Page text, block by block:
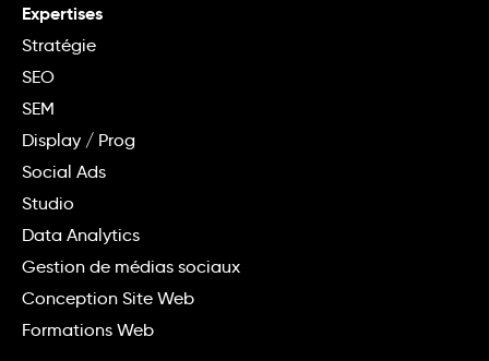
Expertises
Stratégie
SEO
SEM
Display / Prog
Social Ads
Studio
Data Analytics
Gestion de médias sociaux
Conception Site Web
Formations Web